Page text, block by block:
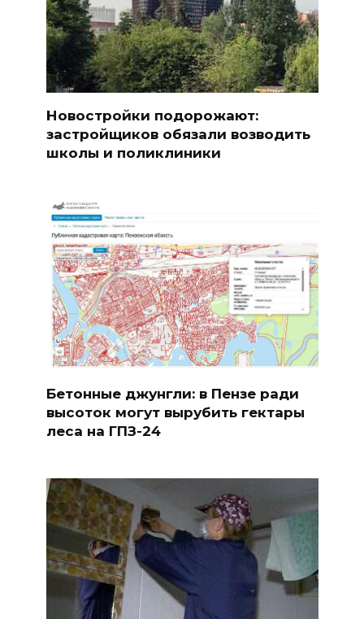
Новостройки подорожают:
застройщиков обязали возводить
школы и поликлиники
Бетонные джунгли: в Пензе ради
высоток могут вырубить гектары
леса на ГПЗ-24